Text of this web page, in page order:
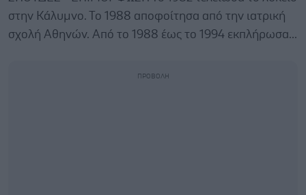
στην Κάλυμνο. Το 1988 αποφοίτησα από την ιατρική
σχολή Αθηνών. Από το 1988 έως το 1994 εκπλήρωσα...